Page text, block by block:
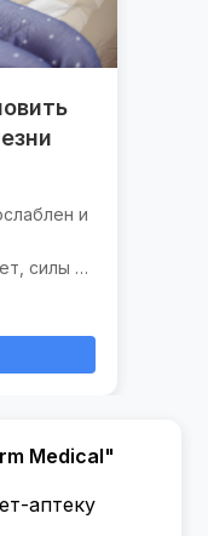
и
силы и
Medical"
аптеку